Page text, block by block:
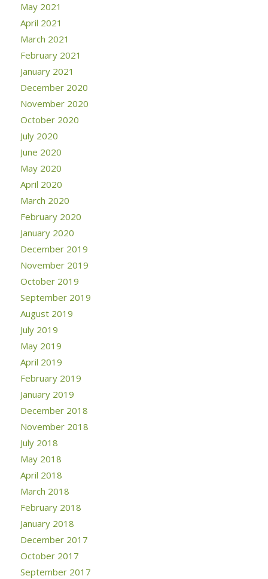
May 2021
April 2021
March 2021
February 2021
January 2021
December 2020
November 2020
October 2020
July 2020
June 2020
May 2020
April 2020
March 2020
February 2020
January 2020
December 2019
November 2019
October 2019
September 2019
August 2019
July 2019
May 2019
April 2019
February 2019
January 2019
December 2018
November 2018
July 2018
May 2018
April 2018
March 2018
February 2018
January 2018
December 2017
October 2017
September 2017